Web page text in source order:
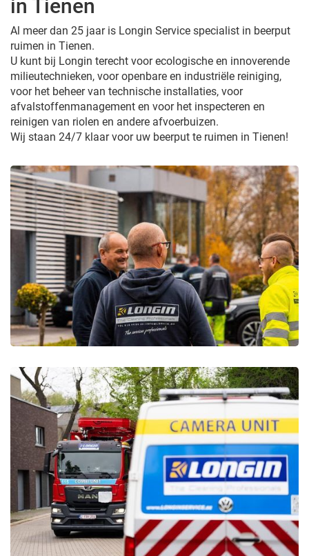
in Tienen
Al meer dan 25 jaar is Longin Service specialist in beerput
ruimen in Tienen.
U kunt bij Longin terecht voor ecologische en innoverende
milieutechnieken, voor openbare en industriële reiniging,
voor het beheer van technische installaties, voor
afvalstoffenmanagement en voor het inspecteren en
reinigen van riolen en andere afvoerbuizen.
Wij staan 24/7 klaar voor uw beerput te ruimen in Tienen!